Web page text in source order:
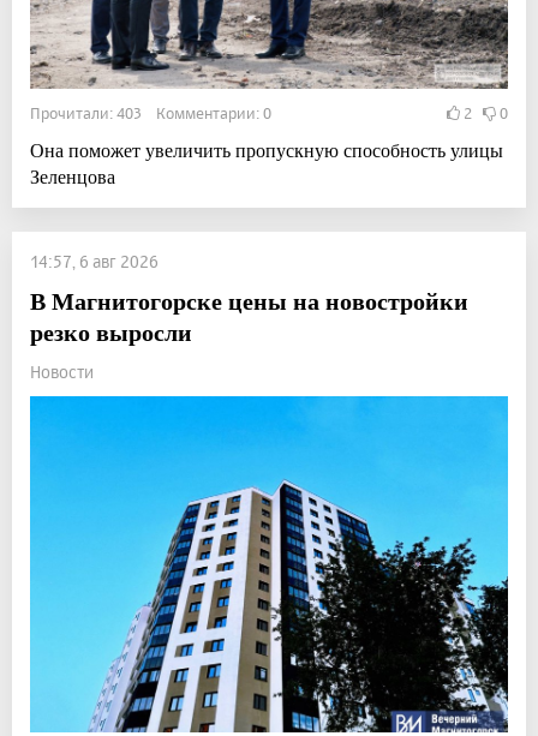
Прочитали: 403 Комментарии: 0 2 0
Она поможет увеличить пропускную способность улицы
Зеленцова
14:57, 6 авг 2026
В Магнитогорске цены на новостройки
резко выросли
Новости